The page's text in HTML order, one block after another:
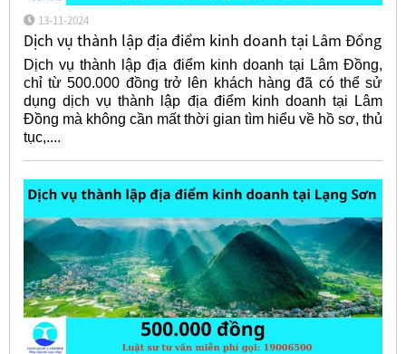
13-11-2024
Dịch vụ thành lập địa điểm kinh doanh tại Lâm Đồng
Dịch vụ thành lập địa điểm kinh doanh tại Lâm Đồng,
chỉ từ 500.000 đồng trở lên khách hàng đã có thể sử
dụng dịch vụ thành lập địa điểm kinh doanh tại Lâm
Đồng mà không cần mất thời gian tìm hiểu về hồ sơ, thủ
tục,....